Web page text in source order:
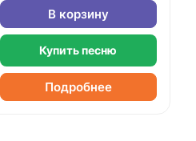
В корзину
Купить песню
Подробнее